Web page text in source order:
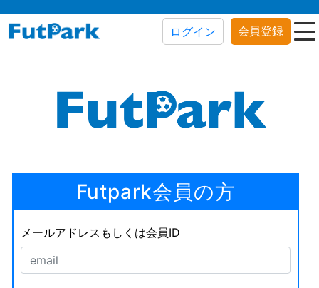
ログイン 会員登録
Futpark会員の方
メールアドレスもしくは会員ID